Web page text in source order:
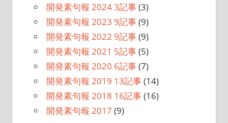
開発素句報 2024 3記事(3)
開発素句報 2023 9記事(9)
開発素句報 2022 9記事(9)
開発素句報 2021 5記事(5)
開発素句報 2020 6記事(7)
開発素句報 2019 13記事(14)
開発素句報 2018 16記事(16)
開発素句報 2017 (9)